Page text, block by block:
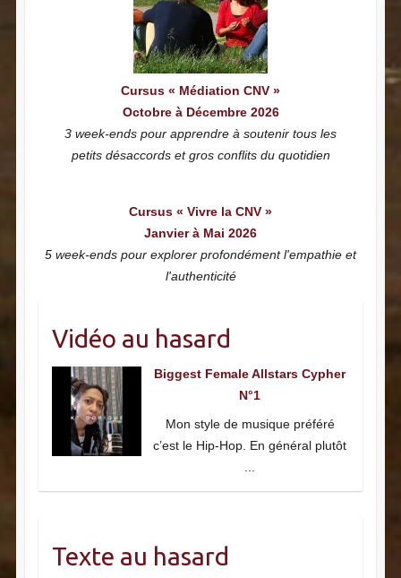
Cursus « Médiation CNV »
Octobre à Décembre 2026
3 week-ends pour apprendre à soutenir tous les
petits désaccords et gros conflits du quotidien
Cursus « Vivre la CNV »
Janvier à Mai 2026
5 week-ends pour explorer profondément l'empathie et
l'authenticité
Vidéo au hasard
Biggest Female Allstars Cypher
N°1
Mon style de musique préféré
c’est le Hip-Hop. En général plutôt
Texte au hasard